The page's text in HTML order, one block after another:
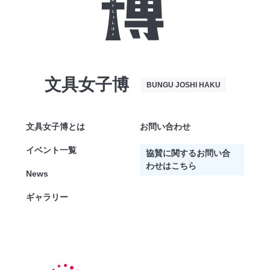
文具女子博 BUNGU JOSHI HAKU
文具女子博とは
イベント一覧
News
ギャラリー
お問い合わせ
協賛に関するお問い合
わせはこちら